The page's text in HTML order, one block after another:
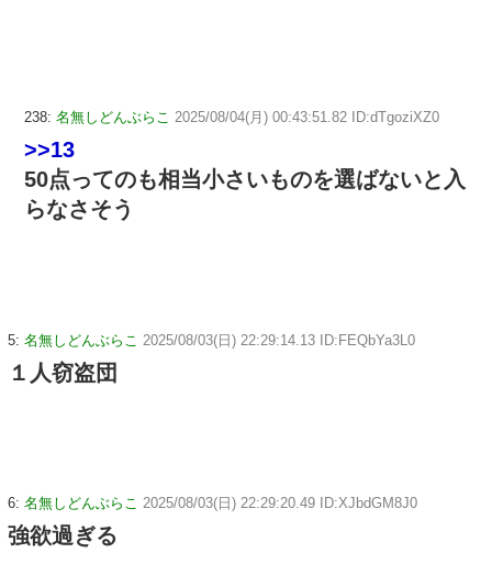
238: 名無しどんぶらこ 2025/08/04(月) 00:43:51.82 ID:dTgoziXZ0
>>13
50点ってのも相当小さいものを選ばないと入
らなさそう
5: 名無しどんぶらこ 2025/08/03(日) 22:29:14.13 ID:FEQbYa3L0
１人窃盗団
6: 名無しどんぶらこ 2025/08/03(日) 22:29:20.49 ID:XJbdGM8J0
強欲過ぎる